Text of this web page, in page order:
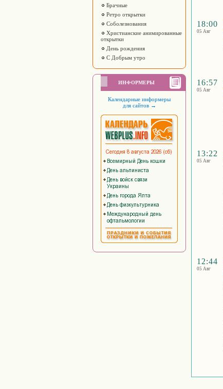
Брачные
Ретро открытки
Соболезнования
Христианские анимированные
открытки
День рождения
С Добрым утро
ИНФОРМЕРЫ
Календарные информеры
для сайтов →
18:00
05 Авг
16:57
05 Авг
13:22
05 Авг
12:44
05 Авг